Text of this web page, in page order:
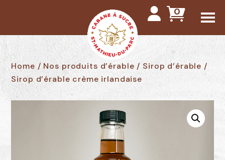
0
Home / Nos produits d’érable / Sirop d’érable /
Sirop d’érable crème irlandaise